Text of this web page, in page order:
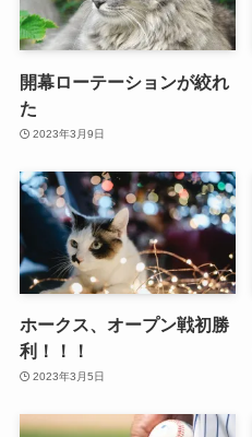
開幕ローテーションが絞れ
た
2023年3月9日
ホークス、オープン戦初勝
利！！！
2023年3月5日